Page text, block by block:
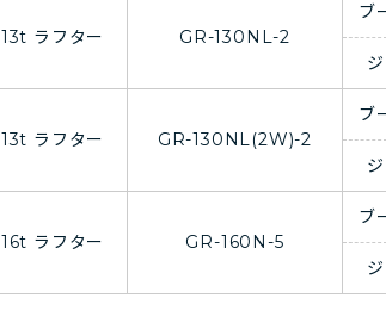
13t ラフター GR-130NL-2
ブ
13t ラフター GR-130NL(2W)-2
ブ
16t ラフター GR-160N-5
ブ